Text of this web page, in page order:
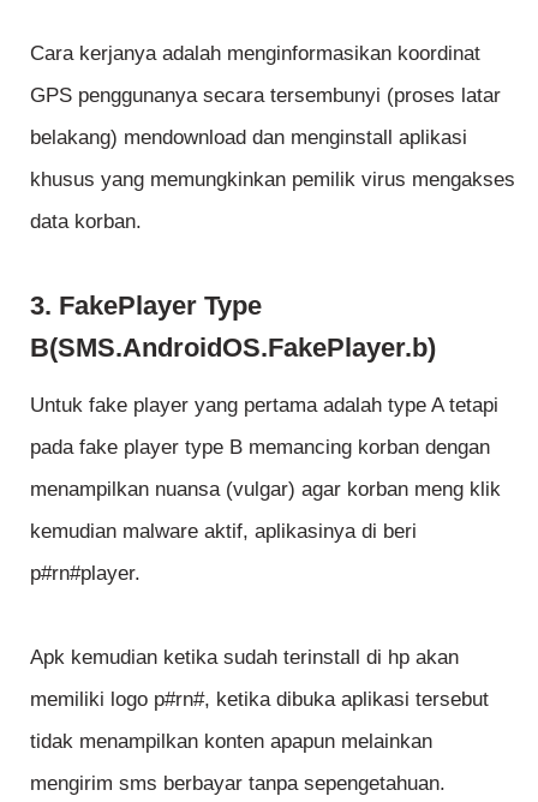
Cara kerjanya adalah menginformasikan koordinat
GPS penggunanya secara tersembunyi (proses latar
belakang) mendownload dan menginstall aplikasi
khusus yang memungkinkan pemilik virus mengakses
data korban.
3. FakePlayer Type
B(SMS.AndroidOS.FakePlayer.b)
Untuk fake player yang pertama adalah type A tetapi
pada fake player type B memancing korban dengan
menampilkan nuansa (vulgar) agar korban meng klik
kemudian malware aktif, aplikasinya di beri
p#rn#player.
Apk kemudian ketika sudah terinstall di hp akan
memiliki logo p#rn#, ketika dibuka aplikasi tersebut
tidak menampilkan konten apapun melainkan
mengirim sms berbayar tanpa sepengetahuan.